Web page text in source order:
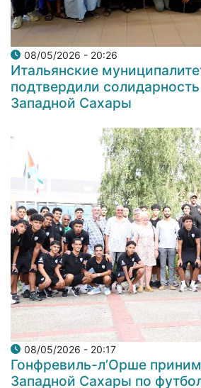
08/05/2026 - 20:26
Итальянские
подтвердили
Западной Сахары
08/05/2026 - 20:17
Гонфревиль-л’Орше
Западной Сахары по